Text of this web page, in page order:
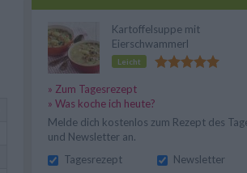
Kartoffelsuppe mit
Eierschwammerl
Leicht
» Zum Tagesrezept
» Was koche ich heute?
Melde dich kostenlos zum Rezept des
und Newsletter an.
Tagesrezept
Newsletter